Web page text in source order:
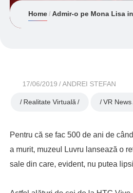
Home Admir-o pe Mona Lisa in
17/06/2019 ANDREI STEFAN
Realitate Virtuală VR News
Pentru că se fac 500 de ani de când
a murit, muzeul Luvru lansează o
sale din care, evident, nu putea